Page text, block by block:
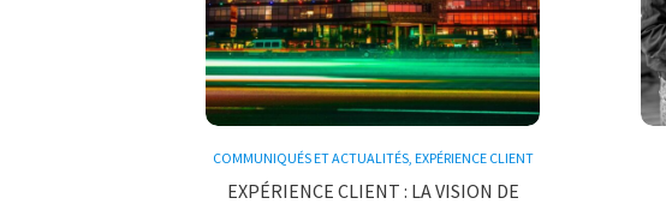
COMMUNIQUÉS ET ACTUALITÉS, EXPÉRIENCE CLIENT
EXPÉRIENCE CLIENT : LA VISION DE